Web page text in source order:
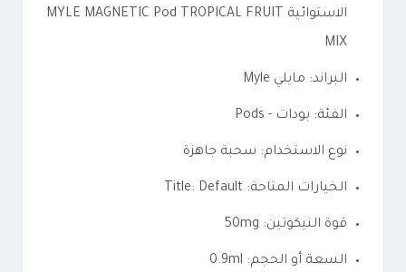
الاستوائية MYLE MAGNETIC Pod TROPICAL FRUIT
MIX
البراند: مايلي Myle
الفئة: بودات - Pods
نوع الاستخدام: سحبة جاهزة
الخيارات المتاحة: Title: Default
قوة النيكوتين: 50mg
السعة أو الحجم: 0.9ml